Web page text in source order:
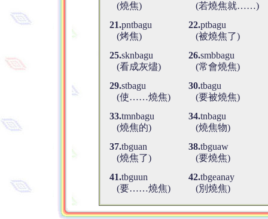
(燒焦)
(若燒焦就……)
21.pntbagu
(烤焦)
22.ptbagu
(被燒焦了)
25.sknbagu
(看成灰燼)
26.smbbagu
(常會燒焦)
29.stbagu
(使……燒焦)
30.tbagu
(要被燒焦)
33.tmnbagu
(燒焦的)
34.tnbagu
(燒焦物)
37.tbguan
(燒焦了)
38.tbguaw
(要燒焦)
41.tbguun
(要……燒焦)
42.tbgeanay
(別燒焦)